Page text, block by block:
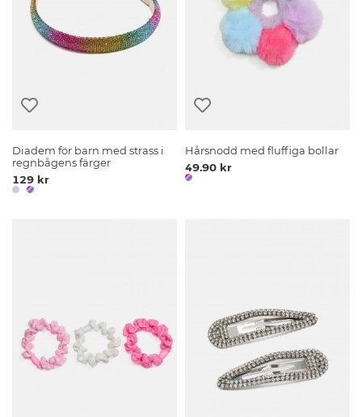
Diadem för barn med strass i
regnbågens färger
129 kr
Hårsnodd med fluffiga bollar
49.90 kr